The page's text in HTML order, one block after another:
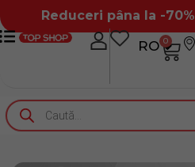
Reduceri pâna la -70%
RO
RU
0